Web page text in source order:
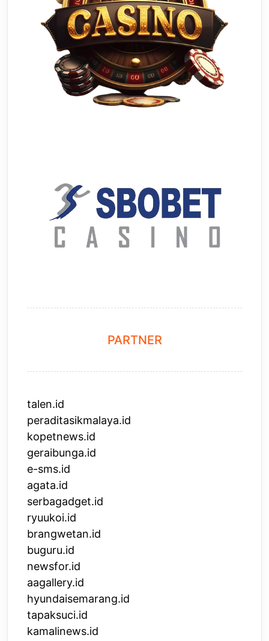
PARTNER
talen.id
peraditasikmalaya.id
kopetnews.id
geraibunga.id
e-sms.id
agata.id
serbagadget.id
ryuukoi.id
brangwetan.id
buguru.id
newsfor.id
aagallery.id
hyundaisemarang.id
tapaksuci.id
kamalinews.id